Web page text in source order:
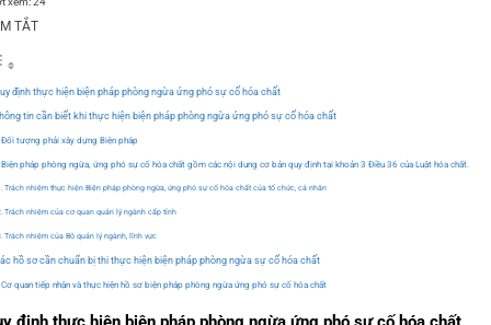
TẮT
định thực hiện biện pháp phòng ngừa ứng phó sự cố hóa chất
tin cần biết khi thực hiện biện pháp phòng ngừa ứng phó sự cố hóa chất
Đối tượng phải xây dựng Biện pháp
Biện pháp phòng ngừa, ứng phó sự cố hóa chất gồm các nội dung cơ bản quy định tại khoản 3 Điều 36 của Luật hóa chất.
Trách nhiệm thực hiện Biện pháp phòng ngừa, ứng phó sự cố hóa chất của tổ chức, cá nhân
Trách nhiệm của cơ quan quản lý ngành cấp tỉnh
Trách nhiệm của Bộ quản lý ngành, lĩnh vực
hồ sơ cần chuẩn bị thi thực hiện biện pháp phòng ngừa sự cố hóa chất
Cơ quan tiếp nhận và thực hiện hồ sơ biện pháp phòng ngừa ứng phó sự cố hóa chất